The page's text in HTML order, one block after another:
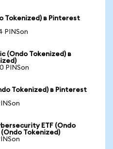
Tokenized) в Pinterest
PINSon
(Ondo Tokenized) в
PINSon
Tokenized) в Pinterest
ETF (Ondo
Tokenized)